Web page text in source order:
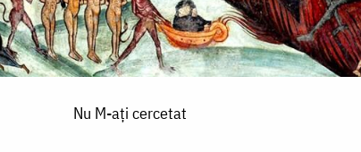
Nu M-ați cercetat